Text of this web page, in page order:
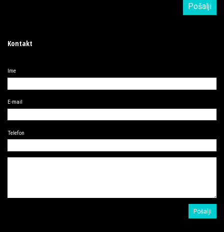
Kontakt
Ime
E-mail
Telefon